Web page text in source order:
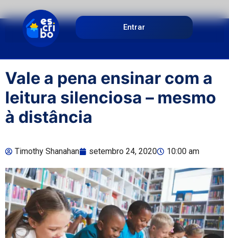
Entrar
Vale a pena ensinar com a
leitura silenciosa – mesmo
à distância
Timothy Shanahan setembro 24, 2020 10:00 am